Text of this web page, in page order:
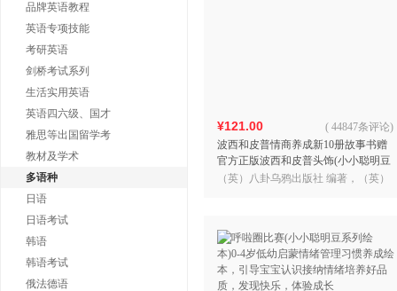
品牌英语教程
英语专项技能
考研英语
剑桥考试系列
生活实用英语
英语四六级、国才
雅思等出国留学考
教材及学术
多语种
日语
日语考试
韩语
韩语考试
俄法德语
¥121.00
波西和皮普情商养成新10册故事书赠
官方正版波西和皮普头饰(小小聪明豆
系列绘本套装共10册)0-4岁低幼启蒙情
( 44847条评论)
（英）八卦乌鸦出版社 编著，（英）